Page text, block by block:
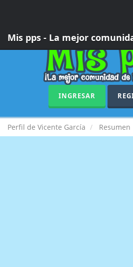
Mis pps - La mejor
INGRESAR
Perfil de Vicente García Resumen